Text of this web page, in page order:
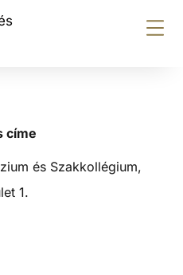
címe
és Szakkollégium,
1.